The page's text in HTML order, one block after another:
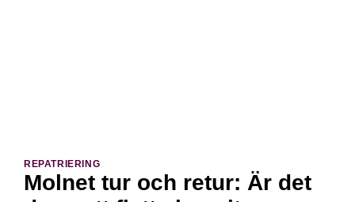
REPATRIERING
Molnet tur och retur: Är det